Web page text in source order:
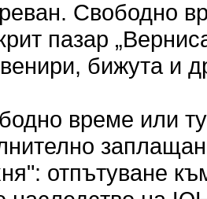
Свободно
пазар
бижута и
време или
отпътуване